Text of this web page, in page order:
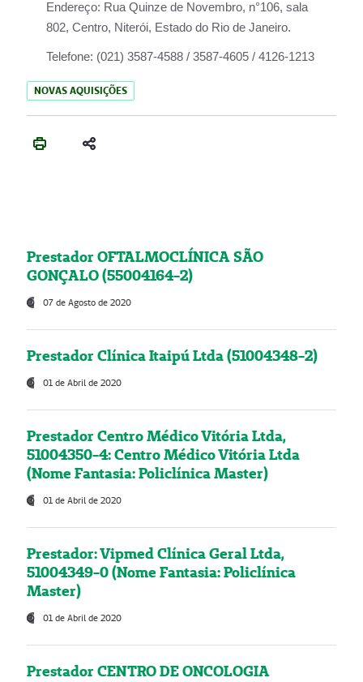
Endereço: Rua Quinze de Novembro, n°106, sala
802, Centro, Niterói, Estado do Rio de Janeiro.
Telefone: (021) 3587-4588 / 3587-4605 / 4126-1213
NOVAS AQUISIÇÕES
Prestador OFTALMOCLÍNICA SÃO
GONÇALO (55004164-2)
07 de Agosto de 2020
Prestador Clínica Itaipú Ltda (51004348-2)
01 de Abril de 2020
Prestador Centro Médico Vitória Ltda,
51004350-4: Centro Médico Vitória Ltda
(Nome Fantasia: Policlínica Master)
01 de Abril de 2020
Prestador: Vipmed Clínica Geral Ltda,
51004349-0 (Nome Fantasia: Policlínica
Master)
01 de Abril de 2020
Prestador CENTRO DE ONCOLOGIA